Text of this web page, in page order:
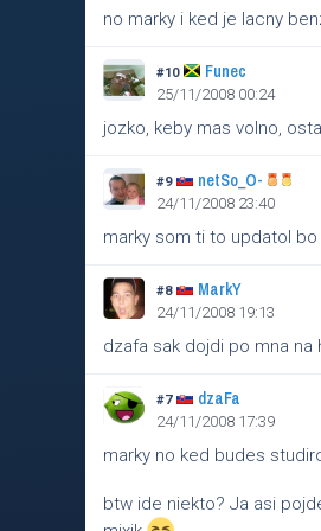
no marky i ked je lacny
#10 Funec
25/11/2008 00:24
jozko, keby mas volno,
#9 netSo_O-
24/11/2008 23:40
marky som ti to updatol
#8 MarkY
24/11/2008 19:13
dzafa sak dojdi po mna
#7 dzaFa
24/11/2008 17:39
marky no ked budes
btw ide niekto? Ja asi